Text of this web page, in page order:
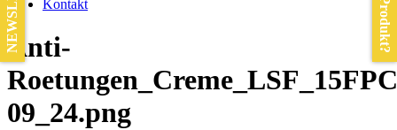
Kontakt
Anti-
09_24.png